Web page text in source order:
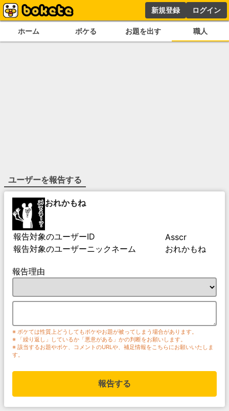
新規登録 ログイン
ホーム ボケる お題を出す 職人
ユーザーを報告する
おれかもね
報告対象のユーザーID
Asscr
報告対象のユーザーニックネーム
おれかもね
報告理由
※ ボケては性質上どうしてもボケやお題が被ってしまう場合があります。
※ 「繰り返し」しているか「悪意がある」かの判断をお願いします。
※ 該当するお題やボケ、コメントのURLや、補足情報をこちらにお願いいたしま
す。
報告する